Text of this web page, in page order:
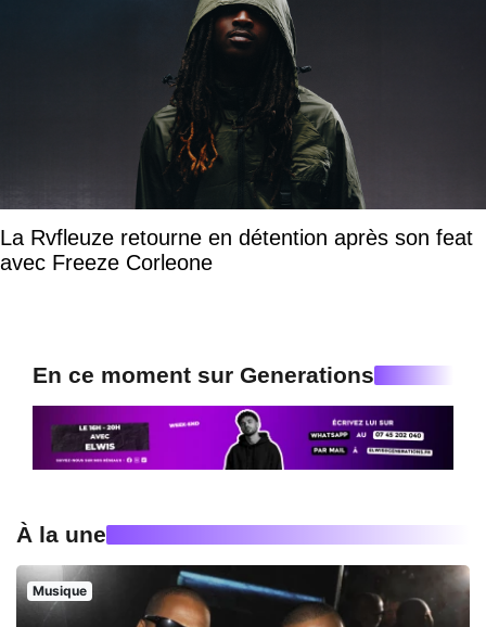
La Rvfleuze retourne en détention après son feat
avec Freeze Corleone
En ce moment sur Generations
À la une
Musique